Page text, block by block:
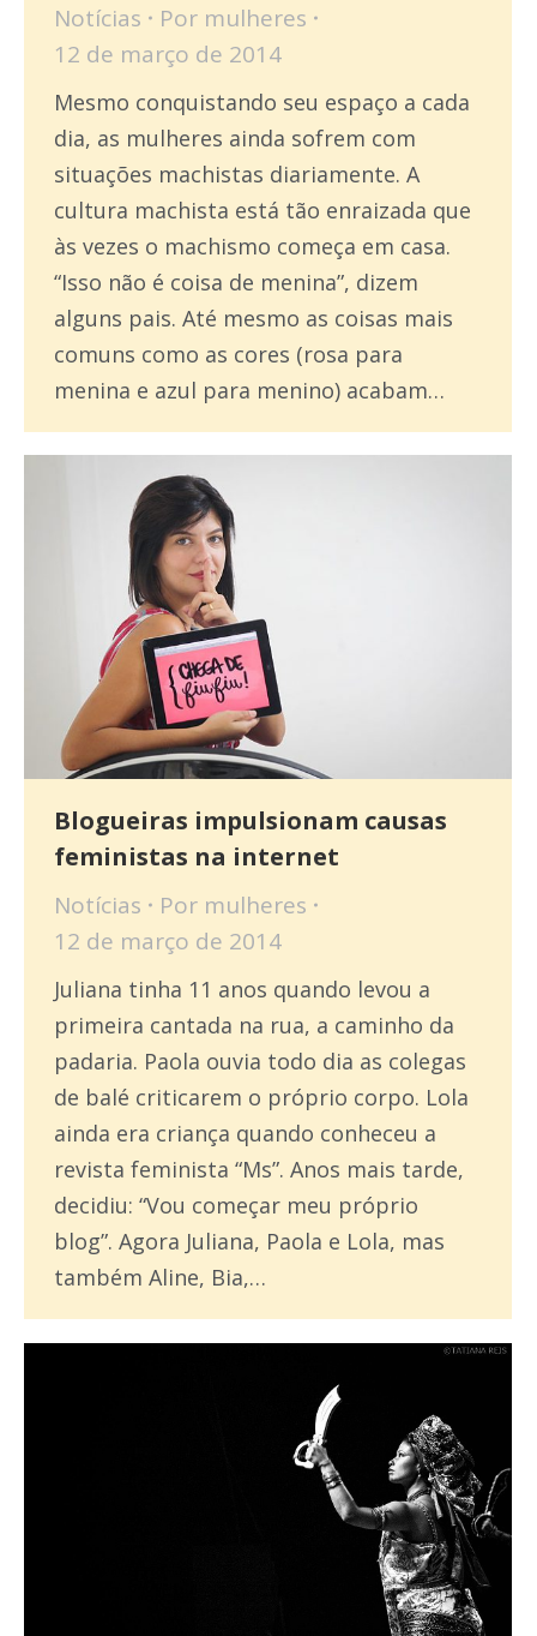
Notícias Por mulheres
12 de março de 2014
Mesmo conquistando seu espaço a cada
dia, as mulheres ainda sofrem com
situações machistas diariamente. A
cultura machista está tão enraizada que
às vezes o machismo começa em casa.
“Isso não é coisa de menina”, dizem
alguns pais. Até mesmo as coisas mais
comuns como as cores (rosa para
menina e azul para menino) acabam…
Blogueiras impulsionam causas
feministas na internet
Notícias Por mulheres
12 de março de 2014
Juliana tinha 11 anos quando levou a
primeira cantada na rua, a caminho da
padaria. Paola ouvia todo dia as colegas
de balé criticarem o próprio corpo. Lola
ainda era criança quando conheceu a
revista feminista “Ms”. Anos mais tarde,
decidiu: “Vou começar meu próprio
blog”. Agora Juliana, Paola e Lola, mas
também Aline, Bia,…